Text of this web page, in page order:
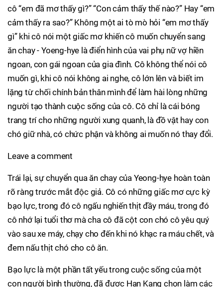
cô “em đã mơ thấy gì?” “Con cảm thấy thế nào?” Hay “em
cảm thấy ra sao?” Không một ai tò mò hỏi “em mơ thấy
gì” khi cô nói một giấc mơ khiến cô muốn chuyển sang
ăn chay - Yoeng-hye là điển hình của vai phụ nữ vợ hiền
ngoan, con gái ngoan của gia đình. Cô không thể nói cô
muốn gì, khi cô nói không ai nghe, cô lớn lên và biết im
lặng từ chối chính bản thân mình để làm hài lòng những
người tạo thành cuộc sống của cô. Cô chỉ là cái bóng
trang trí cho những người xung quanh, là đồ vật hay con
chó giữ nhà, có chức phận và không ai muốn nó thay đổi.
Leave a comment
Trái lại, sự chuyển qua ăn chay của Yeong-hye hoàn toàn
rõ ràng trước mắt độc giả. Cô có những giấc mơ cực kỳ
bạo lực, trong đó cô ngấu nghiến thịt đầy máu, trong đó
cô nhớ lại tuổi thơ mà cha cô đã cột con chó cô yêu quý
vào sau xe máy, chạy cho đến khi nó khạc ra máu chết, và
đem nấu thịt chó cho cô ăn.
Bạo lực là một phần tất yếu trong cuộc sống của một
con người bình thường, đã được Han Kang chọn làm các